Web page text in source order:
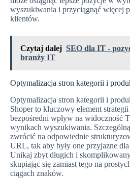
wyszukiwania i przyciągnąć więcej
klientów.
Czytaj dalej SEO dla IT -
branży IT
Optymalizacja stron kategorii i
Optymalizacja stron kategorii i
Shoper to kluczowy element
bezpośredni wpływ na widoczność
wynikach wyszukiwania.
zwrócić na odpowiednie
URL, tak aby były one przyjazne
Unikaj zbyt długich i
skupiając się zamiast tego na
ciągach znaków.